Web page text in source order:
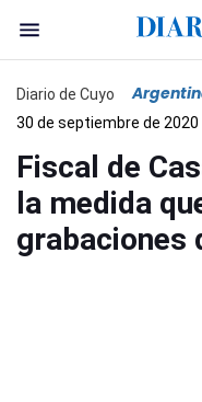
Diario de Cuyo
30 de septiembre de 2020
Fiscal de
la medida
grabaciones